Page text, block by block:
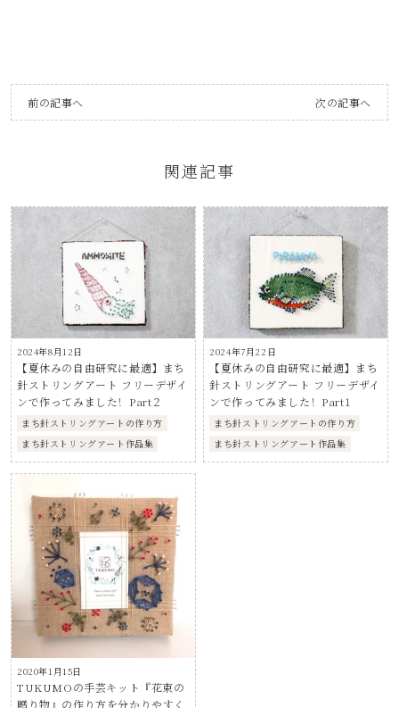
前の記事へ 次の記事へ
関連記事
2024年8月12日
【夏休みの自由研究に最適】まち
針ストリングアート フリーデザイ
ンで作ってみました！Part２
まち針ストリングアートの作り方
まち針ストリングアート作品集
2024年7月22日
【夏休みの自由研究に最適】まち
針ストリングアート フリーデザイ
ンで作ってみました！Part1
まち針ストリングアートの作り方
まち針ストリングアート作品集
2020年1月15日
TUKUMOの手芸キット『花束の
贈り物』の作り方を分かりやすく